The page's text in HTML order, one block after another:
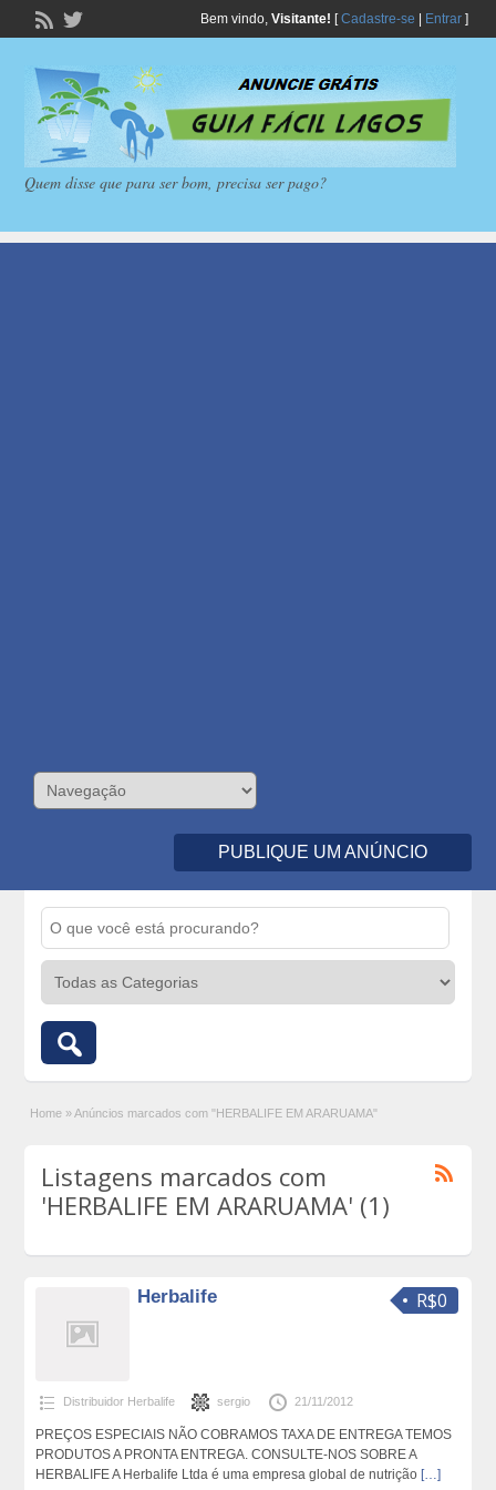
Bem vindo, Visitante! [Cadastre-se Entrar]
Quem disse que para ser bom, precisa ser pago?
PUBLIQUE UM ANÚNCIO
Home » Anúncios marcados com "HERBALIFE EM ARARUAMA"
Listagens marcados com
'HERBALIFE EM ARARUAMA' (1)
R$0
Herbalife
Distribuidor Herbalife sergio 21/11/2012
PREÇOS ESPECIAIS NÃO COBRAMOS TAXA DE ENTREGA TEMOS
PRODUTOS A PRONTA ENTREGA. CONSULTE-NOS SOBRE A
HERBALIFE A Herbalife Ltda é uma empresa global de nutrição […]